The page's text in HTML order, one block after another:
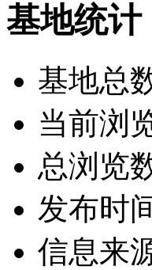
基地统计
基地总
当前浏
总浏览
发布时
信息来